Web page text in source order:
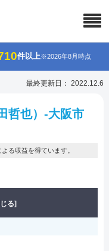
件以上※2026年8月時点
最終更新日： 2022.12.6
哲也）-大阪市
る収益を得ています。
る]